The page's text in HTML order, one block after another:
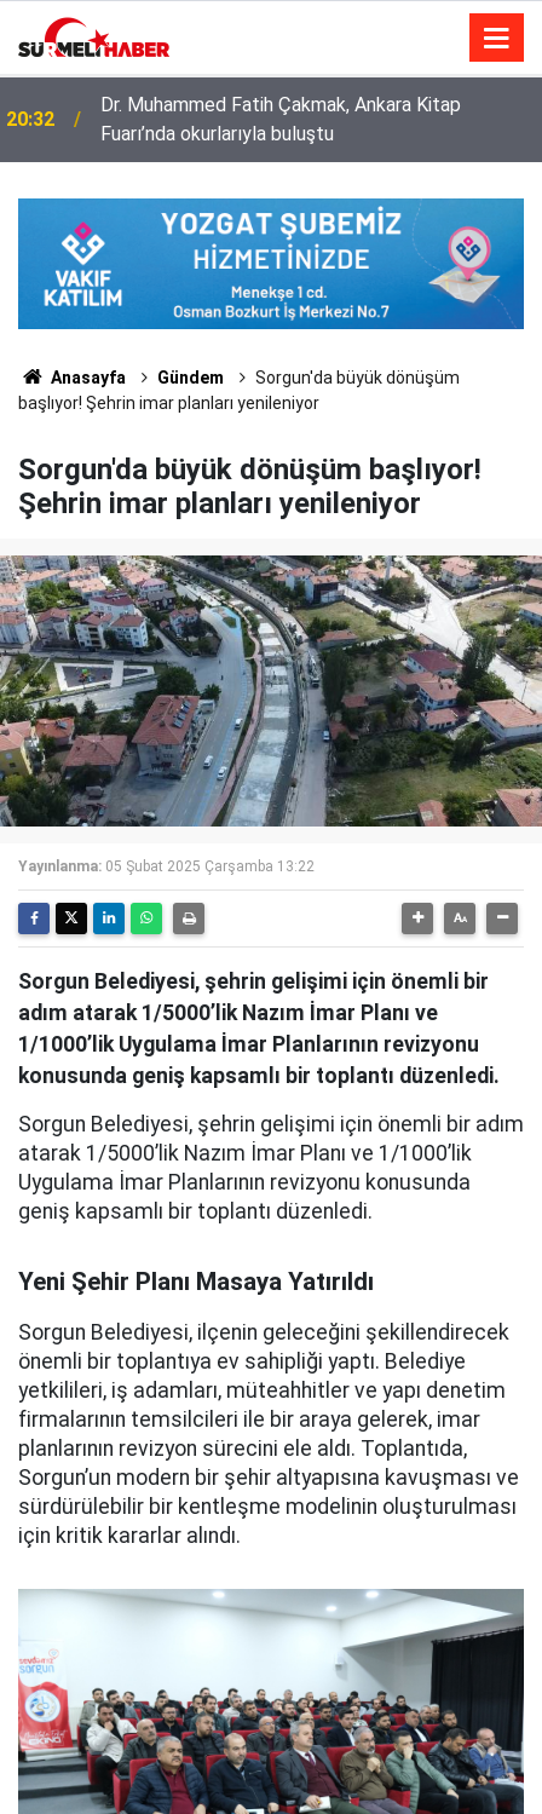
14:52
Diyanet İşleri Başkanlığı ile Türkiye Diyanet Vakfı
milyonları sevindirdi
Anasayfa Gündem
Sorgun'da büyük dönüşüm
başlıyor! Şehrin imar planları yenileniyor
Sorgun'da büyük dönüşüm başlıyor!
Şehrin imar planları yenileniyor
Yayınlanma: 05 Şubat 2025 Çarşamba 13:22
Sorgun Belediyesi, şehrin gelişimi için önemli bir
adım atarak 1/5000’lik Nazım İmar Planı ve
1/1000’lik Uygulama İmar Planlarının revizyonu
konusunda geniş kapsamlı bir toplantı düzenledi.
Sorgun Belediyesi, şehrin gelişimi için önemli bir adım
atarak 1/5000’lik Nazım İmar Planı ve 1/1000’lik
Uygulama İmar Planlarının revizyonu konusunda
geniş kapsamlı bir toplantı düzenledi.
Yeni Şehir Planı Masaya Yatırıldı
Sorgun Belediyesi, ilçenin geleceğini şekillendirecek
önemli bir toplantıya ev sahipliği yaptı. Belediye
yetkilileri, iş adamları, müteahhitler ve yapı denetim
firmalarının temsilcileri ile bir araya gelerek, imar
planlarının revizyon sürecini ele aldı. Toplantıda,
Sorgun’un modern bir şehir altyapısına kavuşması ve
sürdürülebilir bir kentleşme modelinin oluşturulması
için kritik kararlar alındı.